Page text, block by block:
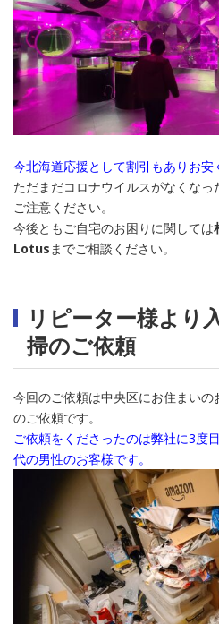
今北海道応援として割引もありお安
ただまだコロナウイルスがなくな
ご注意ください。
今後ともご自宅のお困りに関しては
Lotusまでご相談ください。
リピーター様より
掃のご依頼
今回のご依頼は中央区にお住まいの
のご依頼です。
ご依頼をくださったのは弊社に3度
代の男性のお客様です。